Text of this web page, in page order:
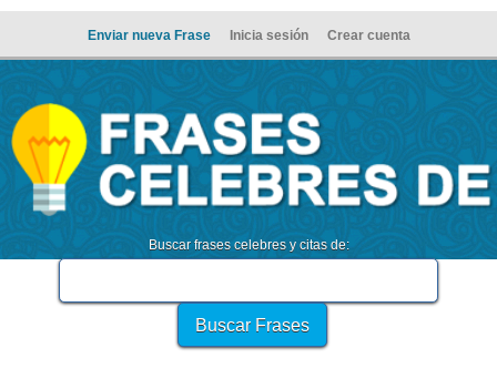
Enviar nueva Frase Inicia sesión Crear cuenta
Buscar frases celebres y citas de: